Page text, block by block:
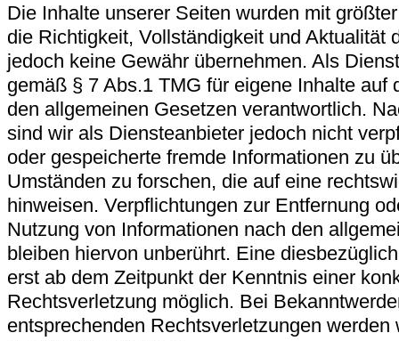
Die Inhalte unserer Seiten wurden mit
die Richtigkeit, Vollständigkeit und Aktualität
jedoch keine Gewähr übernehmen. Als
gemäß § 7 Abs.1 TMG für eigene Inhalte auf
den allgemeinen Gesetzen verantwortlich.
sind wir als Diensteanbieter jedoch nicht
oder gespeicherte fremde Informationen zu
Umständen zu forschen, die auf eine
hinweisen. Verpflichtungen zur Entfernung
Nutzung von Informationen nach den
bleiben hiervon unberührt. Eine
erst ab dem Zeitpunkt der Kenntnis einer
Rechtsverletzung möglich. Bei
entsprechenden Rechtsverletzungen werden